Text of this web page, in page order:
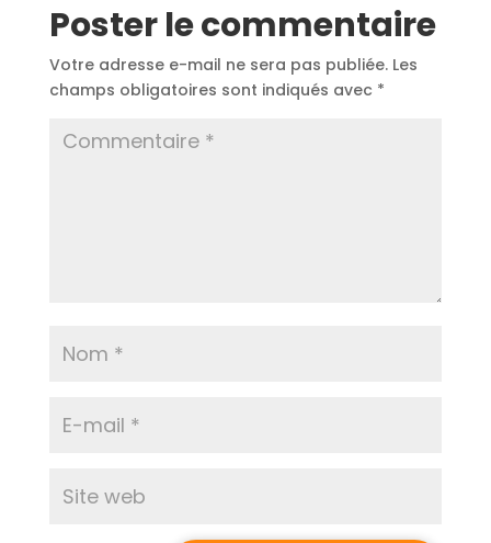
Poster le commentaire
Votre adresse e-mail ne sera pas publiée. Les
champs obligatoires sont indiqués avec *